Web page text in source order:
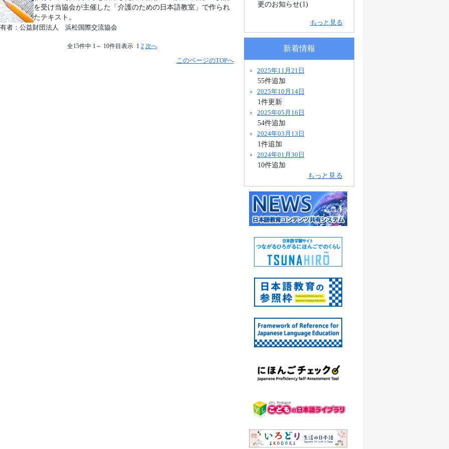
を受け当協会が主催した「介護のための日本語教室」で作られ
たテキスト。
者：公益財団法人 浜松国際交流協会
全15件中 1～ 10件目表示 1 2 次へ
このページのTOPへ
更のお知らせ(1)
もっと見る
新着情報
2025年11月21日
55件追加
2025年10月14日
1件更新
2025年05月16日
54件追加
2024年03月13日
1件追加
2024年01月30日
10件追加
もっと見る